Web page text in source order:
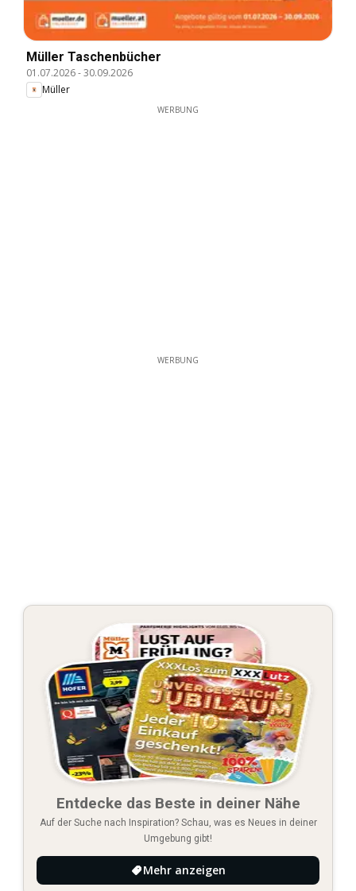
Müller Taschenbücher
01.07.2026-30.09.2026
Müller
WERBUNG
WERBUNG
Entdecke das Beste in deiner Nähe
Auf der Suche nach Inspiration? Schau, was es Neues in deiner
Umgebung gibt!
Mehr anzeigen